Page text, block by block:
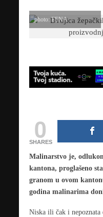
photo: FENA
0
SHARES
Malinarstvo je,
kantona, proglašeno
granom u ovom
godina malinarima
Niska ili čak i